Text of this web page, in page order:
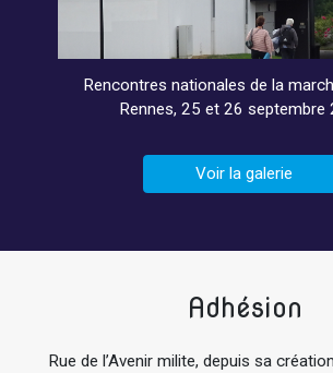
Rencontres nationales de la
Rennes, 25 et 26 septembre
Voir la galerie
Adhésion
Rue de l’Avenir milite, depuis sa